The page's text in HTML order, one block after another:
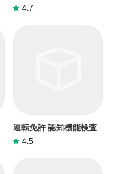
4.7
運転免許 認知機能検査
4.5